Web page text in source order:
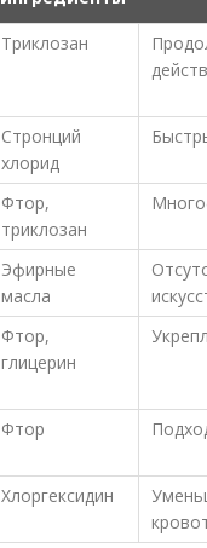
Триклозан
Стронций
хлорид
Фтор,
триклозан
Эфирные
масла
Фтор,
глицерин
Фтор
Хлоргексидин